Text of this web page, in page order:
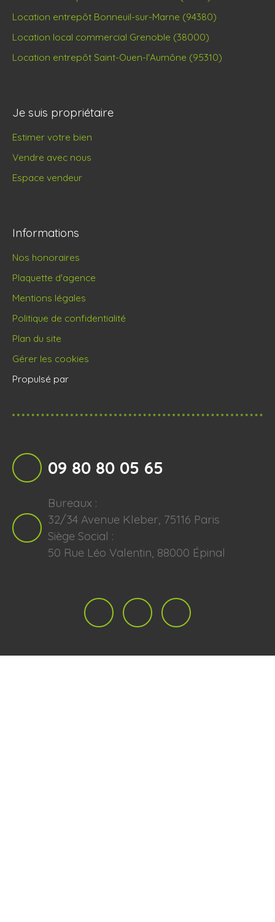
Location entrepôt Bonneuil-sur-Marne (94380)
Location local commercial Grenoble (38000)
Location entrepôt Saint-Ouen-l'Aumône (95310)
Je suis propriétaire
Estimer votre bien
Vendre avec nous
Espace vendeur
Informations
Nos honoraires
Plaquette d'agence
Mentions légales
Politique de confidentialité
Plan du site
Gérer les cookies
Propulsé par
09 80 80 05 65
Bureaux :
32/34 Avenue Kleber, 75116 Paris
Siège Social :
50 Rue Léo Valentin, 88000 Épinal